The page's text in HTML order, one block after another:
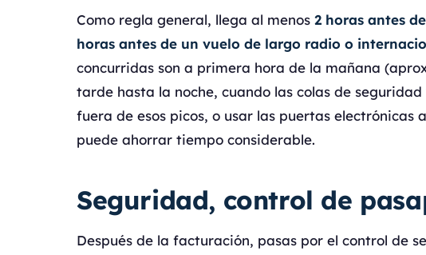
Como regla general, llega al menos 2 horas antes
horas antes de un vuelo de largo radio o
concurridas son a primera hora de la mañana
tarde hasta la noche, cuando las colas de
fuera de esos picos, o usar las puertas electrónicas
puede ahorrar tiempo considerable.
Seguridad, control de
Después de la facturación, pasas por el control de